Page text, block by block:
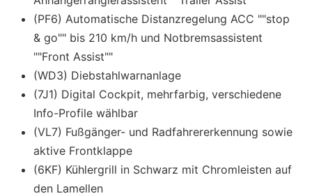
(PF6) Automatische Distanzregelung ACC ""stop
& go"" bis 210 km/h und Notbremsassistent
""Front Assist""
(WD3) Diebstahlwarnanlage
(7J1) Digital Cockpit, mehrfarbig, verschiedene
Info-Profile wählbar
(VL7) Fußgänger- und Radfahrererkennung sowie
aktive Frontklappe
(6KF) Kühlergrill in Schwarz mit Chromleisten auf
den Lamellen